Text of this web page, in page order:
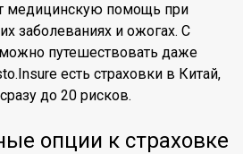
медицинскую помощь при
заболеваниях и ожогах. С
путешествовать даже
есть страховки в Китай,
до 20 рисков.
опции к страховке